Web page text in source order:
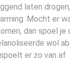
laten
Mocht er
dan spoel je
wol
er zo van af.